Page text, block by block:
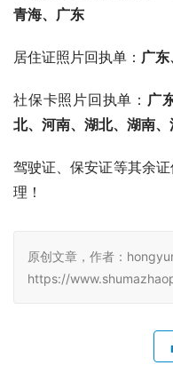
青海、广东
居住证照片回执单： 广东
社保卡照片回执单： 广
北、河南、湖北、湖南
驾驶证、保安证等其余
理！
原创文章，作者：
https://